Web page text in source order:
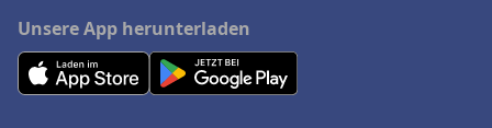
Unsere App herunterladen